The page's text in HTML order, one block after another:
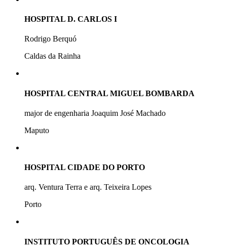
HOSPITAL D. CARLOS I
Rodrigo Berquó
Caldas da Rainha
HOSPITAL CENTRAL MIGUEL BOMBARDA
major de engenharia Joaquim José Machado
Maputo
HOSPITAL CIDADE DO PORTO
arq. Ventura Terra e arq. Teixeira Lopes
Porto
INSTITUTO PORTUGUÊS DE ONCOLOGIA